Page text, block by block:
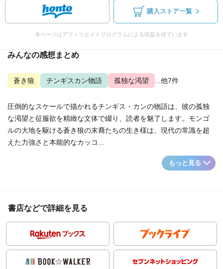
購入ストア一覧
本ページはアフィリエイトプログラムによる収益を得ています
みんなの感想まとめ
蒼き狼 チンギスカン物語 孤独な渇望 ...他7件
圧倒的なスケールで描かれるチンギス・カンの物語は、彼の孤独
な渇望と征服欲を精緻な文体で綴り、読者を魅了します。モンゴ
ルの大地を駆ける蒼き狼の末裔たちの生き様は、現代の常識を超
えた力強さと本能的なカッコ...
もっと見る
書店などで詳細を見る